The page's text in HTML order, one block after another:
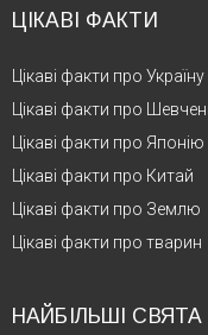
ЦІКАВІ ФАКТИ
Цікаві факти про Україну
Цікаві факти про
Цікаві факти про Японію
Цікаві факти про Китай
Цікаві факти про Землю
Цікаві факти про тварин
НАЙБІЛЬШІ СВЯТА